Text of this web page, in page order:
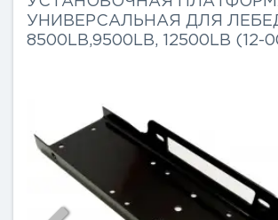
УНИВЕРСАЛЬНАЯ ДЛЯ
8500LB,9500LB, 12500LB (12-